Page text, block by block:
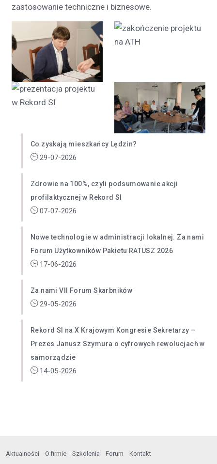
zastosowanie techniczne i biznesowe.
Co zyskają mieszkańcy Lędzin?
29-07-2026
Zdrowie na 100%, czyli podsumowanie akcji
profilaktycznej w Rekord SI
07-07-2026
Nowe technologie w administracji lokalnej. Za nami
Forum Użytkowników Pakietu RATUSZ 2026
17-06-2026
Za nami VII Forum Skarbników
29-05-2026
Rekord SI na X Krajowym Kongresie Sekretarzy –
Prezes Janusz Szymura o cyfrowych rewolucjach w
samorządzie
14-05-2026
Aktualności O firmie Szkolenia Forum Kontakt